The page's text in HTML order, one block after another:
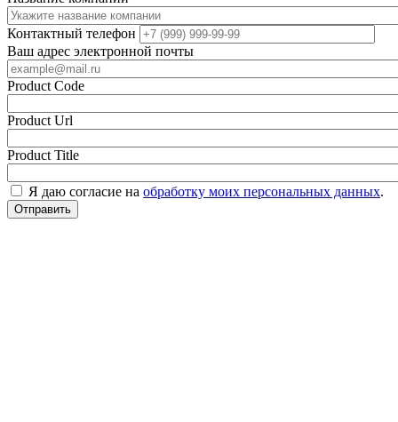
Контактный телефон
Ваш адрес электронной почты
Product Code
Product Url
Product Title
Я даю согласие на обработку моих персональных данных.
Отправить